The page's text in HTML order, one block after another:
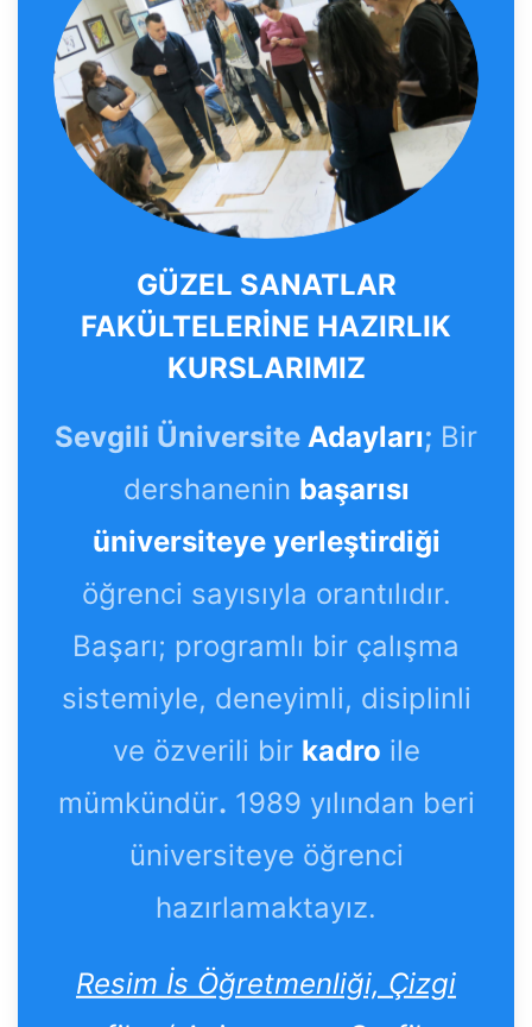
GÜZEL SANATLAR
FAKÜLTELERİNE HAZIRLIK
KURSLARIMIZ
Sevgili Üniversite Adayları; Bir
dershanenin başarısı
üniversiteye yerleştirdiği
öğrenci sayısıyla orantılıdır.
Başarı; programlı bir çalışma
sistemiyle, deneyimli, disiplinli
ve özverili bir kadro ile
mümkündür. 1989 yılından beri
üniversiteye öğrenci
hazırlamaktayız.
Resim İs Öğretmenliği, Çizgi